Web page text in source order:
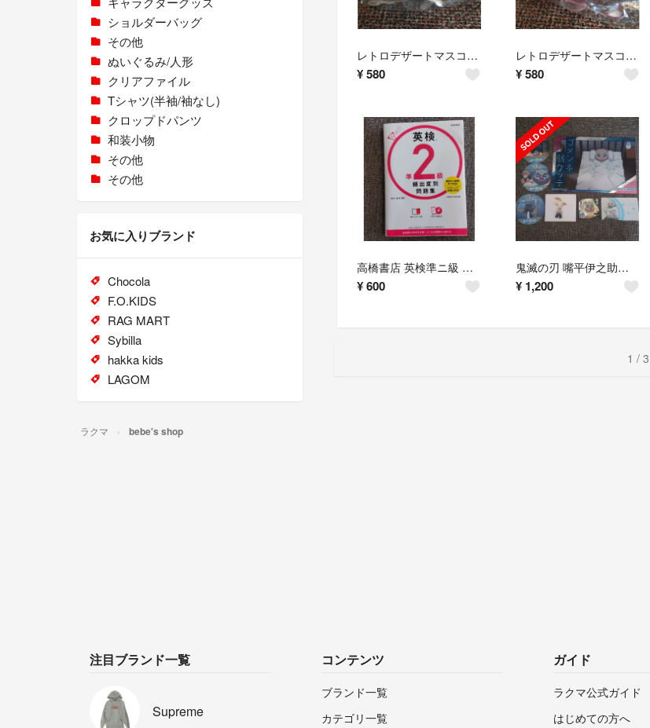
レトロデザートマスコット プリン カプセルトイ ガチャ
¥580
レトロデザートマスコット いちごプリン カプセルトイ ガチャ
¥580
高橋書店 英検準ニ級 頻出度別問題集
¥600
鬼滅の刃 嘴平伊之助セット
¥ 1,200
1 /
ショルダーバッグ
その他
ぬいぐるみ/人形
クリアファイル
Tシャツ(半袖/袖なし)
クロップドパンツ
和装小物
その他
その他
お気に入りブランド
Chocola
F.O.KIDS
RAG MART
Sybilla
hakka kids
LAGOM
ラクマ bebe's shop
注目ブランド一覧
Supreme
コンテンツ
ブランド一覧
カテゴリ一覧
ガイド
ラクマ公式ガイド
はじめての方へ